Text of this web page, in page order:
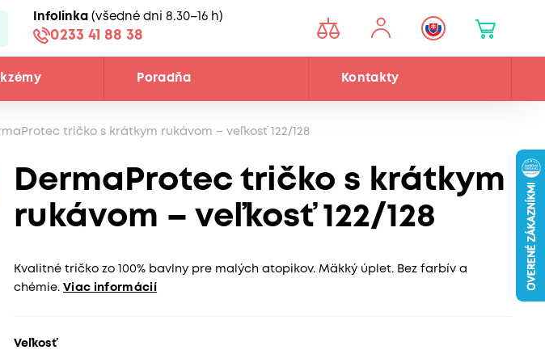
Infolinka (všedné dni 8.30–16 h)
0233 41 88 38
Poradňa Kontakty
tričko s krátkym rukávom – veľkosť 122/128
DermaProtec tričko s krátkym
rukávom – veľkosť 122/128
Kvalitné tričko zo 100% bavlny pre malých atopikov. Mäkký úplet. Bez farbív a
chémie. Viac informácií
Veľkosť